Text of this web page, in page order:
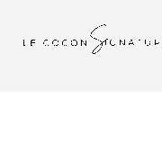
contenu